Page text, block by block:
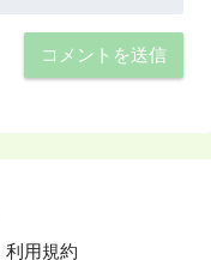
利用規約